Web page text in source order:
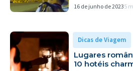
16 de junho de 20235
Dicas de Viagem
Lugares
10 hotéis